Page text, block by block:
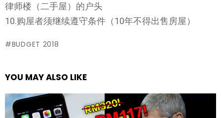
律师楼（二手屋）的户头
10.购屋者须继续遵守条件（10年不得出售房屋）
BUDGET 2018
YOU MAY ALSO LIKE